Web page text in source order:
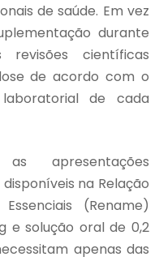
de saúde. Em vez
durante
científicas
de acordo com o
de cada
apresentações
na Relação
(Rename)
e solução oral de 0,2
apenas das